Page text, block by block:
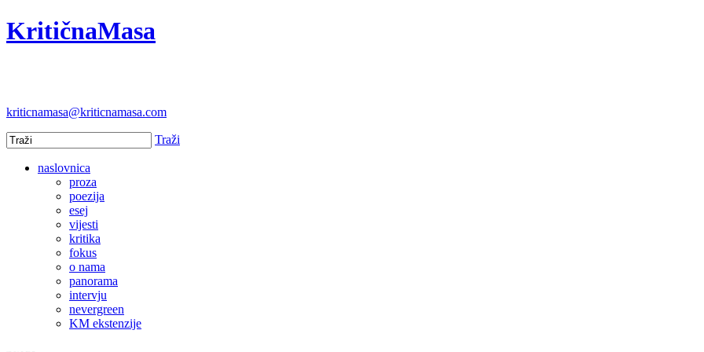
KritičnaMasa
kriticnamasa@kriticnamasa.com
Traži
naslovnica
proza
poezija
esej
vijesti
kritika
fokus
o nama
panorama
intervju
nevergreen
KM ekstenzije